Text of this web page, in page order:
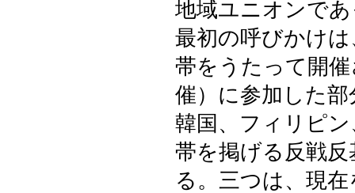
地域ユニオンで
最初の呼びかけ
帯をうたって開
催）に参加した
韓国、フィリピ
帯を掲げる反戦
る。三つは、現